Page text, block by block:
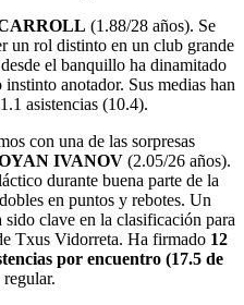
(1.88/28 años). Se
un rol distinto en un club grande
el banquillo ha dinamitado
anotador. Sus medias han
asistencias (10.4).
con una de las sorpresas
IVANOV (2.05/26 años).
durante buena parte de la
en puntos y rebotes. Un
clave en la clasificación para
Txus Vidorreta. Ha firmado 12
por encuentro (17.5 de
regular.